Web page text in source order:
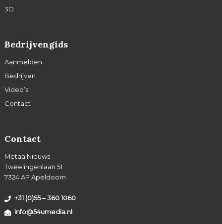
3D
Bedrijvengids
Aanmelden
Bedrijven
Video’s
Contact
Contact
MetaalNieuws
Tweelingenlaan 51
7324 AP Apeldoorn
+31 (0)55 – 360 1060
info@54umedia.nl